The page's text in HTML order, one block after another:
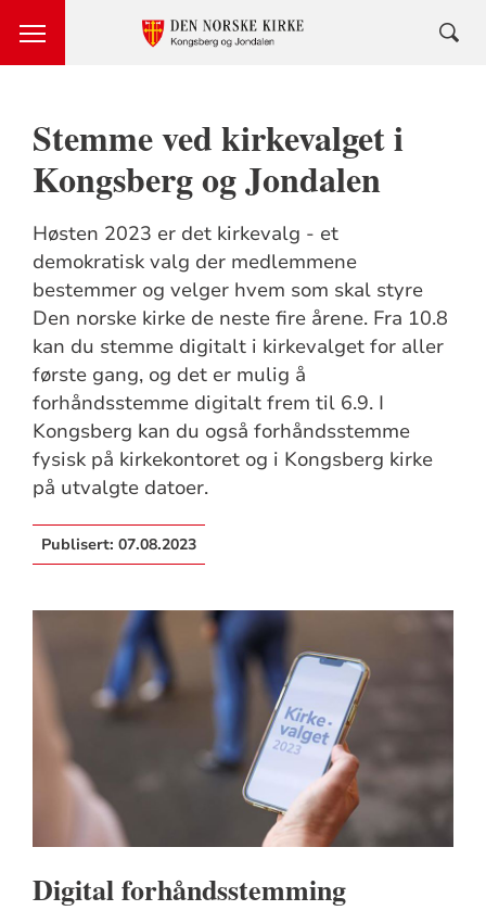
Stemme ved kirkevalget i
Kongsberg og Jondalen
Høsten 2023 er det kirkevalg - et
demokratisk valg der medlemmene
bestemmer og velger hvem som skal styre
Den norske kirke de neste fire årene. Fra 10.8
kan du stemme digitalt i kirkevalget for aller
første gang, og det er mulig å
forhåndsstemme digitalt frem til 6.9. I
Kongsberg kan du også forhåndsstemme
fysisk på kirkekontoret og i Kongsberg kirke
på utvalgte datoer.
Publisert: 07.08.2023
Digital forhåndsstemming